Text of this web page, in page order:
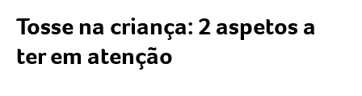
Tosse na criança: 2 aspetos a
ter em atenção